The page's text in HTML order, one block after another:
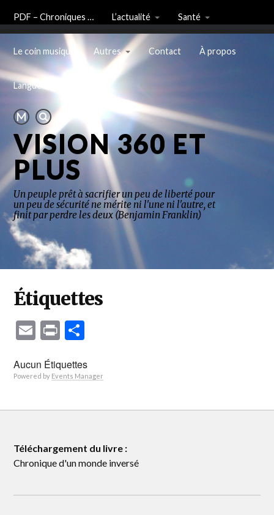
PDF – Chroniques … L’actualité Santé
Le coin musique Autres Contact À propos
Langue
VISION 360 ET
PLUS
Un peuple prêt à sacrifier un peu de liberté pour
un peu de sécurité ne mérite ni l'une ni l'autre, et
finit par perdre les deux (Benjamin Franklin)
Étiquettes
Email
Print
Aucun Étiquettes
Powered by Events Manager
Téléchargement du livre :
Chronique d'un monde inversé